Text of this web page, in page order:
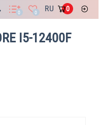
0 0 RU 0
I5-12400F